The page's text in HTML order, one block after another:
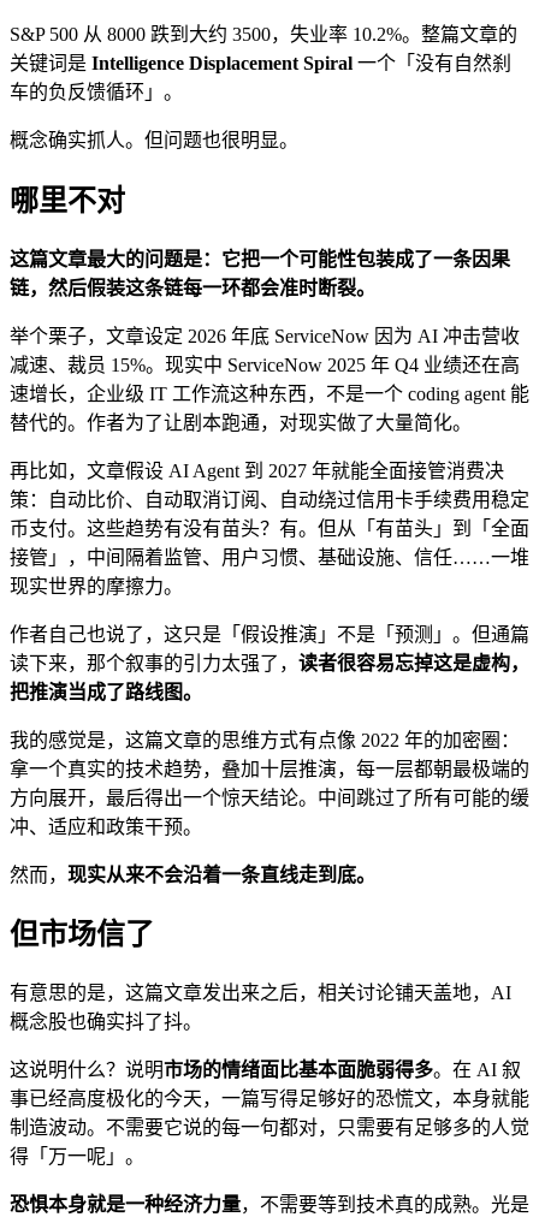
S&P 500 从 8000 跌到大约 3500，失业率 10.2%。整篇文章的
关键词是 Intelligence Displacement Spiral 一个「没有自然刹
车的负反馈循环」。
概念确实抓人。但问题也很明显。
哪里不对
这篇文章最大的问题是：它把一个可能性包装成了一条因果
链，然后假装这条链每一环都会准时断裂。
举个栗子，文章设定 2026 年底 ServiceNow 因为 AI 冲击营收
减速、裁员 15%。现实中 ServiceNow 2025 年 Q4 业绩还在高
速增长，企业级 IT 工作流这种东西，不是一个 coding agent 能
替代的。作者为了让剧本跑通，对现实做了大量简化。
再比如，文章假设 AI Agent 到 2027 年就能全面接管消费决
策：自动比价、自动取消订阅、自动绕过信用卡手续费用稳定
币支付。这些趋势有没有苗头？有。但从「有苗头」到「全面
接管」，中间隔着监管、用户习惯、基础设施、信任……一堆
现实世界的摩擦力。
作者自己也说了，这只是「假设推演」不是「预测」。但通篇
读下来，那个叙事的引力太强了， 读者很容易忘掉这是虚构，
把推演当成了路线图。
我的感觉是，这篇文章的思维方式有点像 2022 年的加密圈：
拿一个真实的技术趋势，叠加十层推演，每一层都朝最极端的
方向展开，最后得出一个惊天结论。中间跳过了所有可能的缓
冲、适应和政策干预。
然而， 现实从来不会沿着一条直线走到底。
但市场信了
有意思的是，这篇文章发出来之后，相关讨论铺天盖地，AI
概念股也确实抖了抖。
这说明什么？说明市场的情绪面比基本面脆弱得多。在 AI 叙
事已经高度极化的今天，一篇写得足够好的恐慌文，本身就能
制造波动。不需要它说的每一句都对，只需要有足够多的人觉
得「万一呢」。
恐惧本身就是一种经济力量，不需要等到技术真的成熟。光是